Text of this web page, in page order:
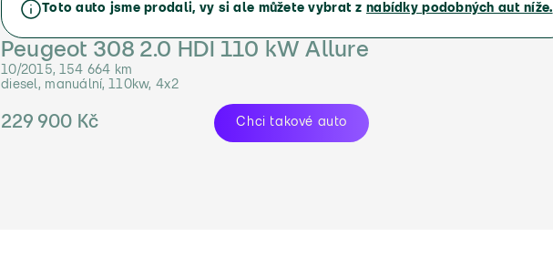
Toto auto jsme prodali, vy si ale můžete vybrat z nabídky podobných aut níže.
Peugeot 308 2.0 HDI 110 kW Allure
10/2015, 154 664 km
diesel, manuální, 110kw, 4x2
229 900 Kč Chci takové auto